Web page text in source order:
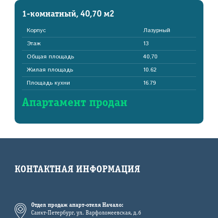
1-комнатный, 40,70 м2
Корпус
Лазурный
Этаж
13
Общая площадь
40,70
Жилая площадь
10.62
Площадь кухни
16.79
Апартамент продан
КОНТАКТНАЯ ИНФОРМАЦИЯ
Отдел продаж апарт-отеля Начало:
Санкт-Петербург, ул. Варфоломеевская, д.6